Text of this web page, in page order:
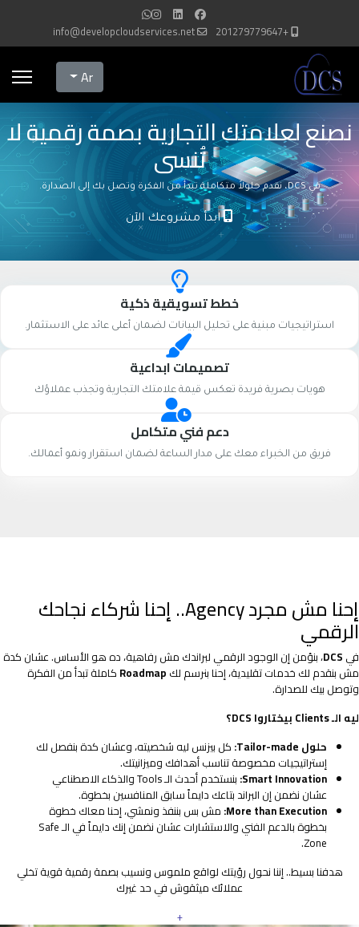
+201279779647
info@developcloudservices.net
Select your language
Ar
نصنع لعلامتك التجارية بصمة رقمية لا
تُنسى
في DCS، نقدم حلولاً متكاملة تبدأ من الفكرة وتصل بك إلى الصدارة.
ابدأ مشروعك الآن
خطط تسويقية ذكية
استراتيجيات مبنية على تحليل البيانات لضمان أعلى عائد على الاستثمار.
تصميمات ابداعية
هويات بصرية فريدة تعكس قيمة علامتك التجارية وتجذب عملاؤك
دعم فني متكامل
فريق من الخبراء معك على مدار الساعة لضمان استقرار ونمو أعمالك.
إحنا مش مجرد Agency.. إحنا شركاء نجاحك
الرقمي
في DCS، بنؤمن إن الوجود الرقمي لبراندك مش رفاهية، ده هو الأساس. عشان كدة
مش بنقدم لك خدمات تقليدية، إحنا بنرسم لك Roadmap كاملة تبدأ من الفكرة
وتوصل بيك للصدارة.
ليه الـ Clients بيختاروا DCS؟
حلول Tailor-made:
كل بيزنس ليه شخصيته، وعشان كدة بنفصل لك
إستراتيجيات مخصوصة تناسب أهدافك وميزانيتك.
Smart Innovation:
بنستخدم أحدث الـ Tools والذكاء الاصطناعي
عشان نضمن إن البراند بتاعك دايماً سابق المنافسين بخطوة.
More than Execution: مش بس بننفذ ونمشي، إحنا معاك خطوة
بخطوة بالدعم الفني والاستشارات عشان نضمن إنك دايماً في الـ Safe
Zone.
هدفنا بسيط.. إننا نحول رؤيتك لواقع ملموس ونسيب بصمة رقمية قوية تخلي
عملائك ميثقوش في حد غيرك
+